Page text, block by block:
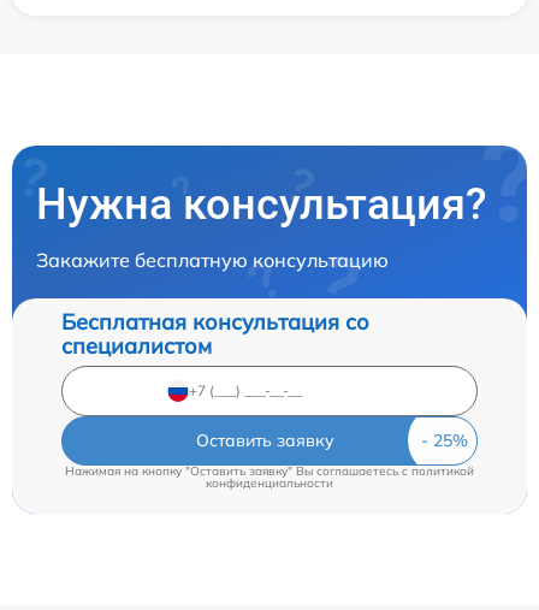
Нужна консультация?
Закажите бесплатную консультацию
Бесплатная консультация со
специалистом
Оставить заявку
Нажимая на кнопку "Оставить заявку" Вы соглашаетесь cполитикой
конфиденциальности